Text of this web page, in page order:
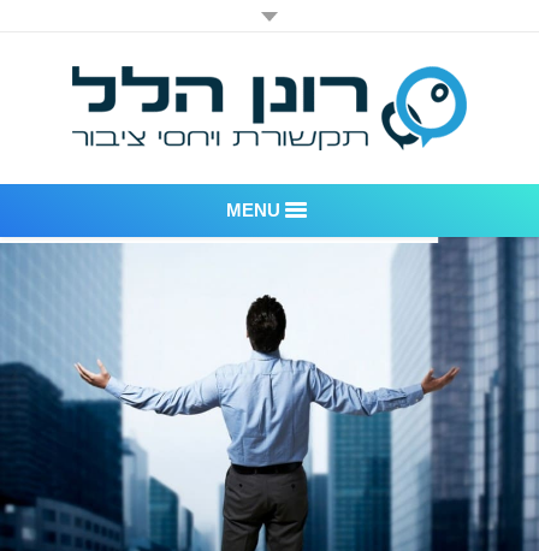
MENU
דוגמאות לעבודות שביצענו
לקוחות – משרד יחסי ציבור רונן הלל
חדר חדשות
המלצות